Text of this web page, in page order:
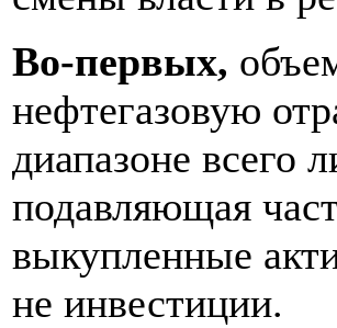
Во-первых,
нефтегазовую
диапазоне всего
подавляющая
выкупленные
не инвестиции.